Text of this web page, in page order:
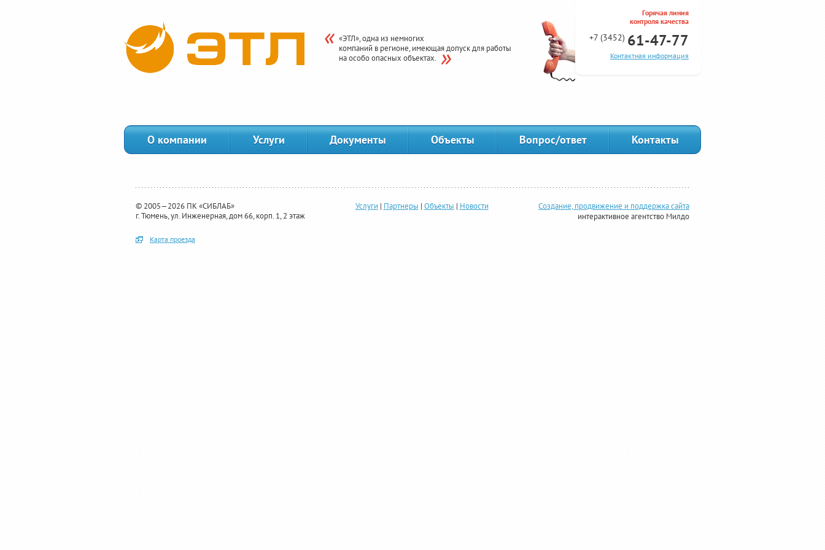
«ЭТЛ», одна из немногих
компаний в регионе, имеющая допуск для работы
на особо опасных объектах.
Горячая линия
контроля качества
+7 (3452) 61-47-77
Контактная информация
О компании Услуги Документы Объекты Вопрос/ответ Контакты
Создание, продвижение и поддержка сайта
интерактивное агентство Милдо
© 2005—2026 ПК «СИБЛАБ»
г. Тюмень, ул. Инженерная, дом 66, корп. 1, 2 этаж
Карта проезда
Услуги| Партнеры | Объекты | Новости